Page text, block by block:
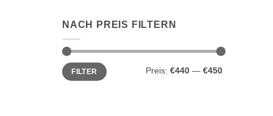
NACH PREIS FILTERN
Min.
Preis
Max.
PreisFILTER Preis: €440— €450